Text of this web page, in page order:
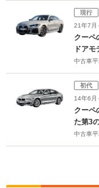
現行
21年7月
クーペ
ドアモ
中古車平
初代
14年6月
クーペ
た第3
中古車平